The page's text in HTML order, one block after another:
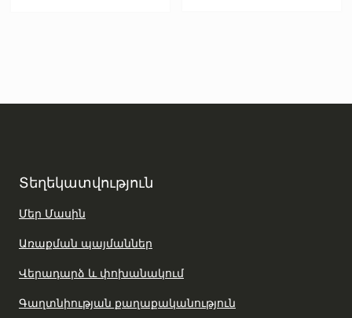
Տեղեկատվություն
Մեր Մասին
Առաքման պայմաններ
Վերադարձ և փոխանակում
Գաղտնիության քաղաքականություն